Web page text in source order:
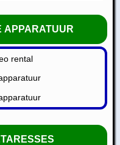
APPARATUUR
rental